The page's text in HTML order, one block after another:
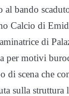
al bando
Calcio di
di
per motivi
di scena che
sulla struttura